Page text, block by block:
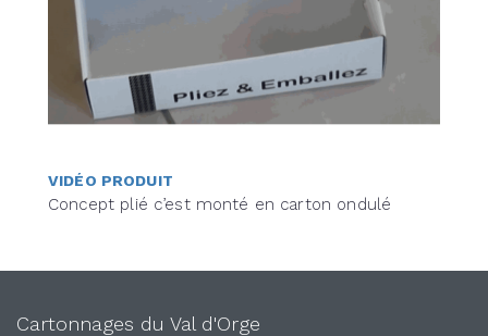
VIDÉO PRODUIT
Concept plié c’est monté en carton ondulé
Cartonnages du Val d'Orge